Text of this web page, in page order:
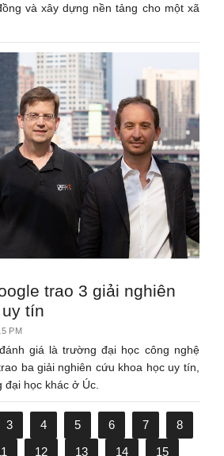
và xây dựng nền tảng cho một xã
trao 3 giải nghiên
tín
PM
giá là trường đại học công nghệ
ba giải nghiên cứu khoa học uy tín,
học khác ở Úc.
3 4 5 6 7
8
12 13 14
15